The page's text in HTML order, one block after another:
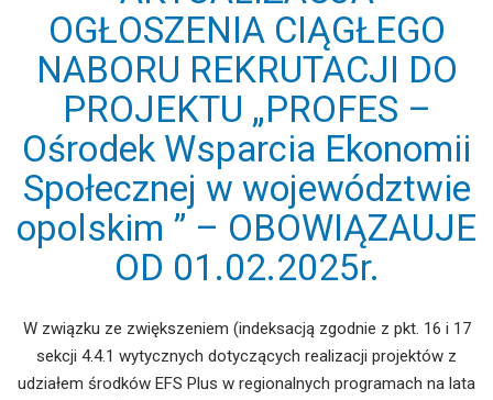
OGŁOSZENIA CIĄGŁEGO
NABORU REKRUTACJI DO
PROJEKTU „PROFES –
Ośrodek Wsparcia Ekonomii
Społecznej w województwie
opolskim ” – OBOWIĄZAUJE
OD 01.02.2025r.
W związku ze zwiększeniem (indeksacją zgodnie z pkt. 16 i 17
sekcji 4.4.1 wytycznych dotyczących realizacji projektów z
udziałem środków EFS Plus w regionalnych programach na lata